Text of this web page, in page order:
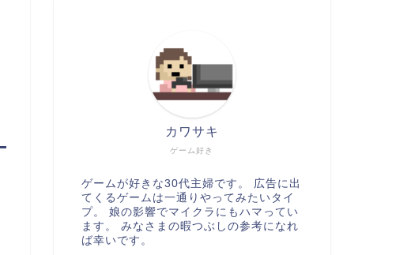
ゲーム好き
カワサキ
ゲームが好きな30代主婦です。 広告に出
てくるゲームは一通りやってみたいタイ
プ。 娘の影響でマイクラにもハマってい
ます。 みなさまの暇つぶしの参考になれ
ば幸いです。